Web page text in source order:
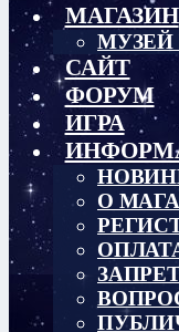
МАГАЗИН
МУЗЕЙ
САЙТ
ФОРУМ
ИГРА
О